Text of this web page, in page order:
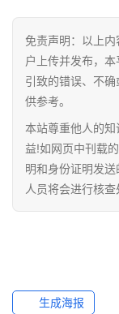
首
页
行
快
讯
百
免责声明：以上
户上传并发布，
引致的错误、不
供参考。
本站尊重他人的
益!如网页中刊载
明和身份证明发
人员将会进行核查
生成海报